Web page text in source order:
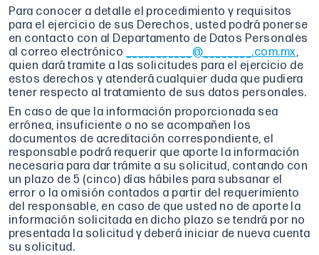
Para conocer a detalle el procedimiento y requisitos
para el ejercicio de sus Derechos, usted podrá ponerse
en contacto con al Departamento de Datos Personales
al correo electrónico
___________@________.com.mx,
quien dará tramite a las solicitudes para el ejercicio de
estos derechos y atenderá cualquier duda que pudiera
tener respecto al tratamiento de sus datos personales.
En caso de que la información proporcionada sea
errónea, insuficiente o no se acompañen los
documentos de acreditación correspondiente, el
responsable podrá requerir que aporte la información
necesaria para dar trámite a su solicitud, contando con
un plazo de 5 (cinco) días hábiles para subsanar el
error o la omisión contados a partir del requerimiento
del responsable, en caso de que usted no de aporte la
información solicitada en dicho plazo se tendrá por no
presentada la solicitud y deberá iniciar de nueva cuenta
su solicitud.